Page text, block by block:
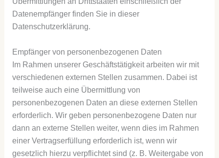
Datenempfänger finden Sie in dieser
Datenschutzerklärung.
Empfänger von personenbezogenen Daten
Im Rahmen unserer Geschäftstätigkeit arbeiten wir mit
verschiedenen externen Stellen zusammen. Dabei ist
teilweise auch eine Übermittlung von
personenbezogenen Daten an diese externen Stellen
erforderlich. Wir geben personenbezogene Daten nur
dann an externe Stellen weiter, wenn dies im Rahmen
einer Vertragserfüllung erforderlich ist, wenn wir
gesetzlich hierzu verpflichtet sind (z. B. Weitergabe von